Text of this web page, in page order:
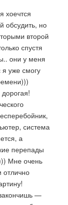
хоечтся
обсудить, но
второй
спустя
они у меня
уже смогу
система
а
перепады
Мне очень
отлично
—